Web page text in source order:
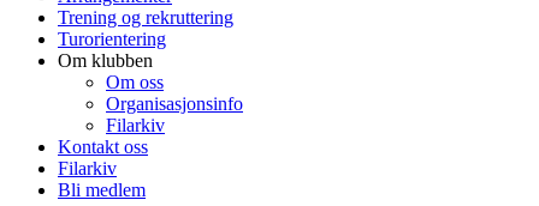
Trening og rekruttering
Turorientering
Om klubben
Om oss
Organisasjonsinfo
Filarkiv
Kontakt oss
Filarkiv
Bli medlem